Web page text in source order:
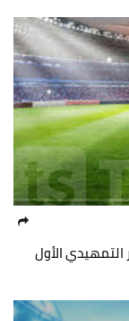
التمهيدي الأول